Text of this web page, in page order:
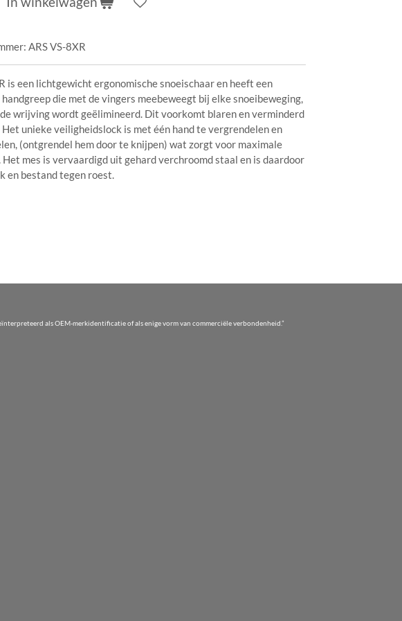
ARS VS-8XR
is een lichtgewicht ergonomische snoeischaar en heeft een
die met de vingers meebeweegt bij elke snoeibeweging,
wrijving wordt geëlimineerd. Dit voorkomt blaren en verminderd
Het unieke veiligheidslock is met één hand te vergrendelen en
(ontgrendel hem door te knijpen) wat zorgt voor maximale
mes is vervaardigd uit gehard verchroomd staal en is daardoor
en bestand tegen roest.
als OEM-merkidentificatie of als enige vorm van commerciële verbondenheid.”